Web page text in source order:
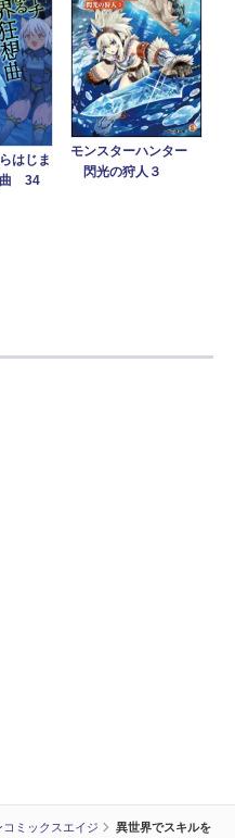
コミックスエイジ 異世界でスキルを
はじま
曲 34
モンスターハンター
閃光の狩人３